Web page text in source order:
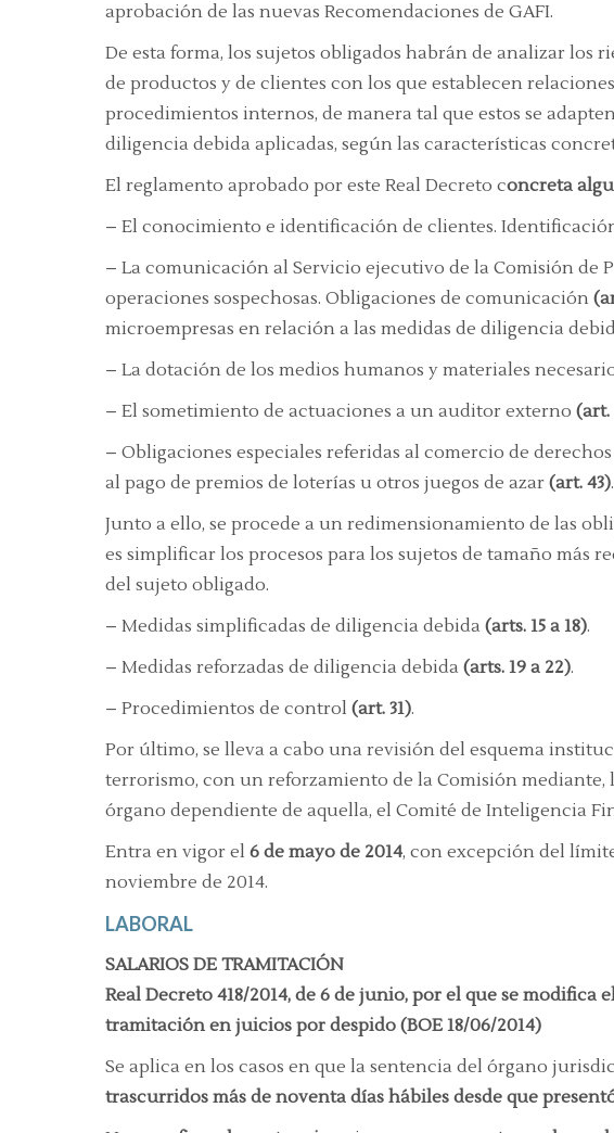
aprobación de las nuevas Recomendaciones de GAFI.
De esta forma, los sujetos obligados habrán de analizar
de productos y de clientes con los que establecen
procedimientos internos, de manera tal que estos se
diligencia debida aplicadas, según las características
El reglamento aprobado por este Real Decreto concreta
– El conocimiento e identificación de clientes.
– La comunicación al Servicio ejecutivo de la Comisión de
operaciones sospechosas. Obligaciones de comunicación
microempresas en relación a las medidas de diligencia
– La dotación de los medios humanos y materiales
– El sometimiento de actuaciones a un auditor externo (art.
– Obligaciones especiales referidas al comercio de
al pago de premios de loterías u otros juegos de azar (art. 43).
Junto a ello, se procede a un redimensionamiento de las
es simplificar los procesos para los sujetos de tamaño
del sujeto obligado.
– Medidas simplificadas de diligencia debida (arts. 15 a 18).
– Medidas reforzadas de diligencia debida (arts. 19 a 22).
– Procedimientos de control (art. 31).
Por último, se lleva a cabo una revisión del esquema
terrorismo, con un reforzamiento de la Comisión
órgano dependiente de aquella, el Comité de Inteligencia
Entra en vigor el 6 de mayo de 2014, con excepción del
noviembre de 2014.
LABORAL
SALARIOS DE TRAMITACIÓN
Real Decreto 418/2014, de 6 de junio, por el que se
tramitación en juicios por despido (BOE 18/06/2014)
Se aplica en los casos en que la sentencia del órgano
trascurridos más de noventa días hábiles desde que